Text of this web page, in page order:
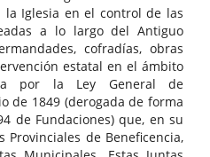
Iglesia en el control de las
a lo largo del Antiguo
cofradías, obras
estatal en el ámbito
por la Ley General de
de 1849 (derogada de forma
de Fundaciones) que, en su
Provinciales de Beneficencia,